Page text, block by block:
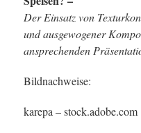
Der Einsatz von
und ausgewogener
ansprechenden
Bildnachweise:
karepa – stock.adobe.com